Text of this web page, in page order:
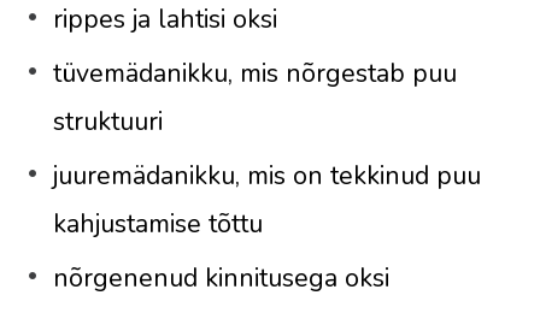
rippes ja lahtisi oksi
tüvemädanikku, mis nõrgestab puu
struktuuri
juuremädanikku, mis on tekkinud puu
kahjustamise tõttu
nõrgenenud kinnitusega oksi